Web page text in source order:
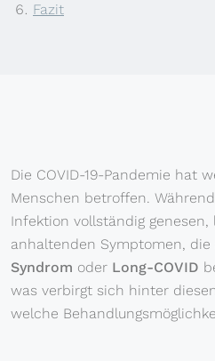
Fazit
Die COVID-19-Pandemie hat
Menschen betroffen.
Infektion vollständig
anhaltenden Symptomen, die
Syndrom oder Long-COVID
was verbirgt sich hinter
welche